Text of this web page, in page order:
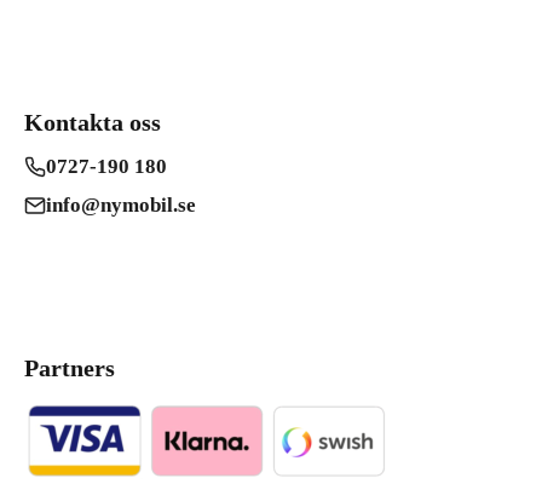
Kontakta oss
0727-190 180
info@nymobil.se
Partners